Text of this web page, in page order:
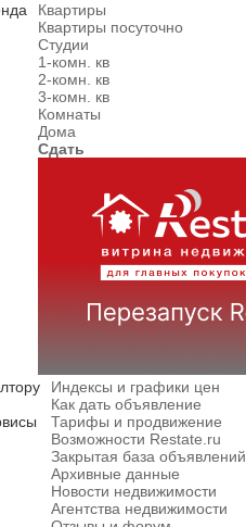
Квартиры
Квартиры посуточно
Студии
1-комн. кв
2-комн. кв
3-комн. кв
Комнаты
Дома
Сдать
Индексы и графики цен
Как дать объявление
Тарифы и продвижение
Возможности Restate.ru
Закрытая база объявлений
Архивные данные
Новости недвижимости
Агентства недвижимости